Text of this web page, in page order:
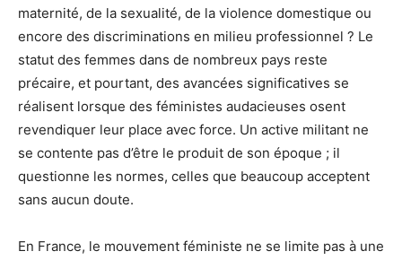
maternité, de la sexualité, de la violence domestique ou
encore des discriminations en milieu professionnel ? Le
statut des femmes dans de nombreux pays reste
précaire, et pourtant, des avancées significatives se
réalisent lorsque des féministes audacieuses osent
revendiquer leur place avec force. Un active militant ne
se contente pas d’être le produit de son époque ; il
questionne les normes, celles que beaucoup acceptent
sans aucun doute.
En France, le mouvement féministe ne se limite pas à une